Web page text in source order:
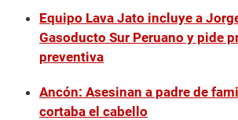
Equipo Lava Jato incluye a
Gasoducto Sur Peruano y pide
preventiva
Ancón: Asesinan a padre de
cortaba el cabello